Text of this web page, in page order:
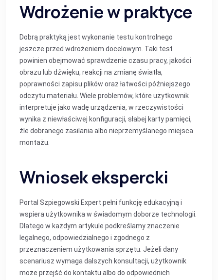
Wdrożenie w praktyce
Dobrą praktyką jest wykonanie testu kontrolnego
jeszcze przed wdrożeniem docelowym. Taki test
powinien obejmować sprawdzenie czasu pracy, jakości
obrazu lub dźwięku, reakcji na zmianę światła,
poprawności zapisu plików oraz łatwości późniejszego
odczytu materiału. Wiele problemów, które użytkownik
interpretuje jako wadę urządzenia, w rzeczywistości
wynika z niewłaściwej konfiguracji, słabej karty pamięci,
źle dobranego zasilania albo nieprzemyślanego miejsca
montażu.
Wniosek ekspercki
Portal Szpiegowski Expert pełni funkcję edukacyjną i
wspiera użytkownika w świadomym doborze technologii.
Dlatego w każdym artykule podkreślamy znaczenie
legalnego, odpowiedzialnego i zgodnego z
przeznaczeniem użytkowania sprzętu. Jeżeli dany
scenariusz wymaga dalszych konsultacji, użytkownik
może przejść do kontaktu albo do odpowiednich